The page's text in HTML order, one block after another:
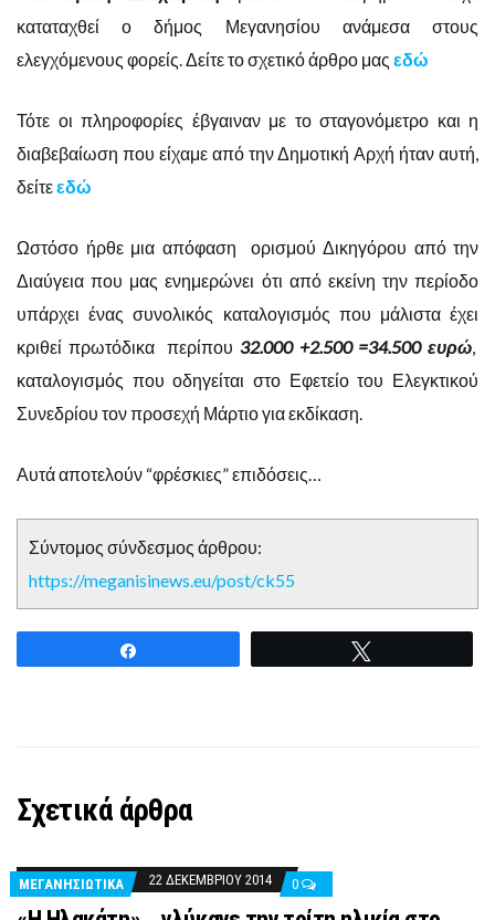
καταταχθεί ο δήμος Μεγανησίου ανάμεσα στους
ελεγχόμενους φορείς. Δείτε το σχετικό άρθρο μας εδώ
Τότε οι πληροφορίες έβγαιναν με το σταγονόμετρο και η
διαβεβαίωση που είχαμε από την Δημοτική Αρχή ήταν αυτή,
δείτεεδώ
Ωστόσο ήρθε μια απόφαση ορισμού Δικηγόρου από την
Διαύγεια που μας ενημερώνει ότι από εκείνη την περίοδο
υπάρχει ένας συνολικός καταλογισμός που μάλιστα έχει
κριθεί πρωτόδικα περίπου 32.000 +2.500 =34.500 ευρώ
καταλογισμός που οδηγείται στο Εφετείο του Ελεγκτικού
Συνεδρίου τον προσεχή Μάρτιο για εκδίκαση.
Αυτά αποτελούν “φρέσκιες” επιδόσεις…
Σύντομος σύνδεσμος άρθρου:
https://meganisinews.eu/post/ck55
Σχετικά άρθρα
ΜΕΓΑΝΗΣΙΩΤΙΚΑ 22 ΔΕΚΕΜΒΡΊΟΥ 2014 0